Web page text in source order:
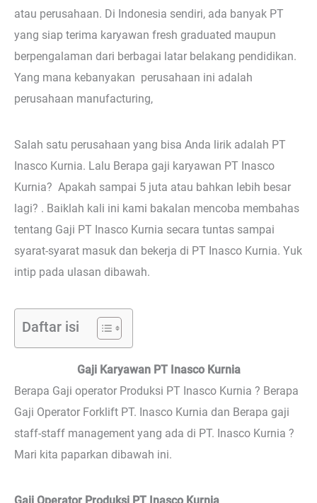
atau perusahaan. Di Indonesia sendiri, ada banyak PT
yang siap terima karyawan fresh graduated maupun
berpengalaman dari berbagai latar belakang pendidikan.
Yang mana kebanyakan perusahaan ini adalah
perusahaan manufacturing,
Salah satu perusahaan yang bisa Anda lirik adalah PT
Inasco Kurnia. Lalu Berapa gaji karyawan PT Inasco
Kurnia? Apakah sampai 5 juta atau bahkan lebih besar
lagi? . Baiklah kali ini kami bakalan mencoba membahas
tentang Gaji PT Inasco Kurnia secara tuntas sampai
syarat-syarat masuk dan bekerja di PT Inasco Kurnia. Yuk
intip pada ulasan dibawah.
Daftar isi
Gaji Karyawan PT Inasco Kurnia
Berapa Gaji operator Produksi PT Inasco Kurnia ? Berapa
Gaji Operator Forklift PT. Inasco Kurnia dan Berapa gaji
staff-staff management yang ada di PT. Inasco Kurnia ?
Mari kita paparkan dibawah ini.